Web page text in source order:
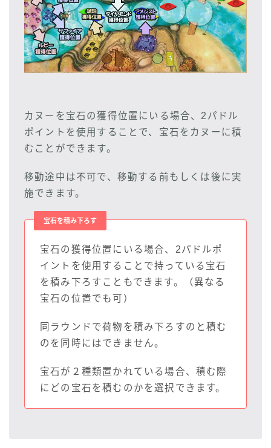
カヌーを宝石の獲得位置にいる場合、2パドル
ポイントを使用することで、宝石をカヌーに積
むことができます。
移動途中は不可で、移動する前もしくは後に実
施できます。
宝石を積み下ろす
宝石の獲得位置にいる場合、2パドルポ
イントを使用することで持っている宝石
を積み下ろすこともできます。（異なる
宝石の位置でも可）
同ラウンドで荷物を積み下ろすのと積む
のを同時にはできません。
宝石が２種類置かれている場合、積む際
にどの宝石を積むのかを選択できます。